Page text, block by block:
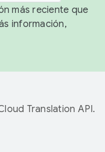
más reciente que
información,
Translation API.